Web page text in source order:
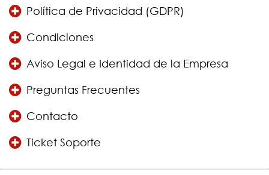
Política de Privacidad (GDPR)
Condiciones
Aviso Legal e Identidad de la Empresa
Preguntas Frecuentes
Contacto
Ticket Soporte